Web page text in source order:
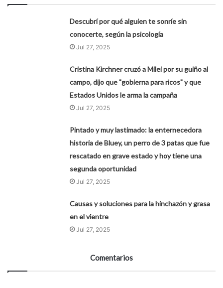
Descubrí por qué alguien te sonríe sin
conocerte, según la psicología
Jul 27, 2025
Cristina Kirchner cruzó a Milei por su guiño al
campo, dijo que "gobierna para ricos" y que
Estados Unidos le arma la campaña
Jul 27, 2025
Pintado y muy lastimado: la enternecedora
historia de Bluey, un perro de 3 patas que fue
rescatado en grave estado y hoy tiene una
segunda oportunidad
Jul 27, 2025
Causas y soluciones para la hinchazón y grasa
en el vientre
Jul 27, 2025
Comentarios